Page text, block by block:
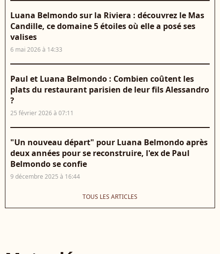
Luana Belmondo sur la Riviera : découvrez le Mas
Candille, ce domaine 5 étoiles où elle a posé ses
valises
6 mai 2026 à 14:33
Paul et Luana Belmondo : Combien coûtent les
plats du restaurant parisien de leur fils Alessandro
?
25 février 2026 à 07:11
"Un nouveau départ" pour Luana Belmondo après
deux années pour se reconstruire, l'ex de Paul
Belmondo se confie
9 décembre 2025 à 16:44
TOUS LES ARTICLES